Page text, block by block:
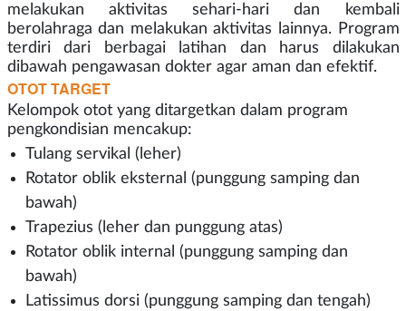
melakukan aktivitas sehari-hari dan kembali
berolahraga dan melakukan aktivitas lainnya. Program
terdiri dari berbagai latihan dan harus dilakukan
dibawah pengawasan dokter agar aman dan efektif.
OTOT TARGET
Kelompok otot yang ditargetkan dalam program
pengkondisian mencakup:
Tulang servikal (leher)
Rotator oblik eksternal (punggung samping dan
bawah)
Trapezius (leher dan punggung atas)
Rotator oblik internal (punggung samping dan
bawah)
Latissimus dorsi (punggung samping dan tengah)